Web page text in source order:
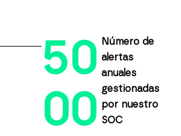
50
00
Número de
alertas
anuales
gestionadas
por nuestro
SOC